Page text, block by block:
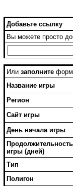
Добавьте ссылку
Вы можете просто
Илизаполните
Название игры
Регион
Сайт игры
День начала игры
Продолжительность
игры (дней)
Тип
Полигон